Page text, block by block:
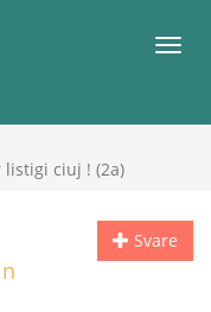
listigi ciuj ! (2a)
Svare